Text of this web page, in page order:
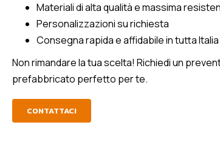
Materiali di alta qualità e massima
Personalizzazioni su richiesta
Consegna rapida e affidabile in tutta Italia
Non rimandare la tua scelta! Richiedi un
prefabbricato perfetto per te.
CONTATTACI